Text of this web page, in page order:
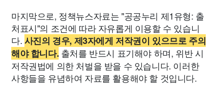
마지막으로, 정책뉴스자료는 "공공누리 제1유형: 출
처표시"의 조건에 따라 자유롭게 이용할 수 있습니
다.사진의 경우, 제3자에게 저작권이 있으므로 주의
해야 합니다. 출처를 반드시 표기해야 하며, 위반 시
저작권법에 의한 처벌을 받을 수 있습니다. 이러한
사항들을 유념하여 자료를 활용해야 할 것입니다.